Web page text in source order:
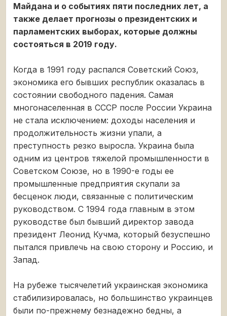
Майдана и о событиях пяти последних лет, а
также делает прогнозы о президентских и
парламентских выборах, которые должны
состояться в 2019 году.
Когда в 1991 году распался Советский Союз,
экономика его бывших республик оказалась в
состоянии свободного падения. Самая
многонаселенная в СССР после России Украина
не стала исключением: доходы населения и
продолжительность жизни упали, а
преступность резко выросла. Украина была
одним из центров тяжелой промышленности в
Советском Союзе, но в 1990-е годы ее
промышленные предприятия скупали за
бесценок люди, связанные с политическим
руководством. С 1994 года главным в этом
руководстве был бывший директор завода
президент Леонид Кучма, который безуспешно
пытался привлечь на свою сторону и Россию, и
Запад.
На рубеже тысячелетий украинская экономика
стабилизировалась, но большинство украинцев
были по-прежнему безнадежно бедны, а